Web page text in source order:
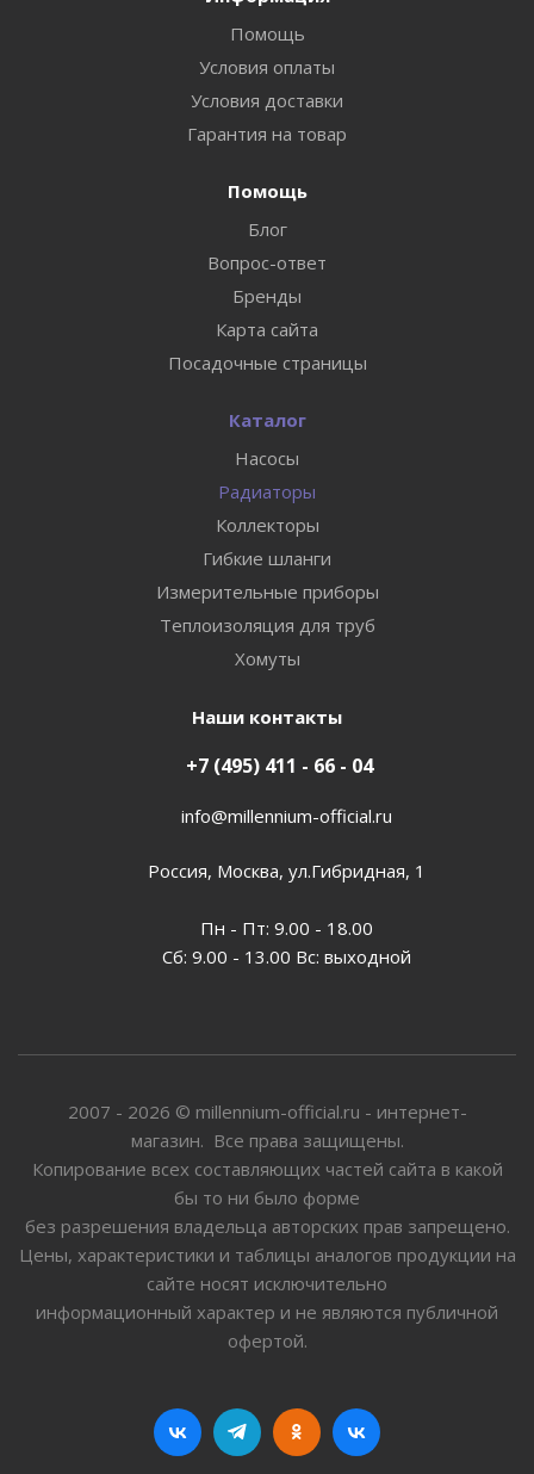
Помощь
Условия оплаты
Условия доставки
Гарантия на товар
Помощь
Блог
Вопрос-ответ
Бренды
Карта сайта
Посадочные страницы
Каталог
Насосы
Радиаторы
Коллекторы
Гибкие шланги
Измерительные приборы
Теплоизоляция для труб
Хомуты
Наши контакты
+7 (495) 411 - 66 - 04
info@millennium-official.ru
Россия, Москва, ул.Гибридная, 1
Пн - Пт: 9.00 - 18.00
Сб: 9.00 - 13.00 Вс: выходной
2007 - 2026 © millennium-official.ru - интернет-
магазин. Все права защищены.
Копирование всех составляющих частей сайта в какой
бы то ни было форме
без разрешения владельца авторских прав запрещено.
Цены, характеристики и таблицы аналогов продукции на
сайте носят исключительно
информационный характер и не являются публичной
офертой.